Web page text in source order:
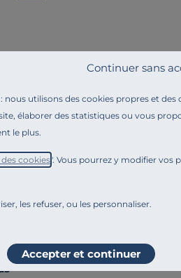
nous utilisons des cookies propres et des
élaborer des statistiques ou vous
le plus.
cookies". Vous pourrez y modifier vos
les refuser, ou les personnaliser.
Continuer sans
Accepter et continuer
à votre entrée avec le Miroir
de la profondeur à votre
massif est robuste et résistant
bois massif regroupe une
solidité, robustesse,
sélection :Miroirs